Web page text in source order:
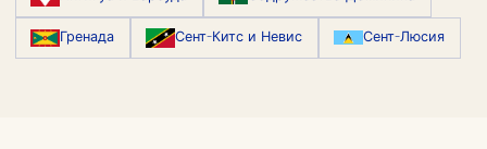
Гренада Сент-Китс и Невис Сент-Люсия